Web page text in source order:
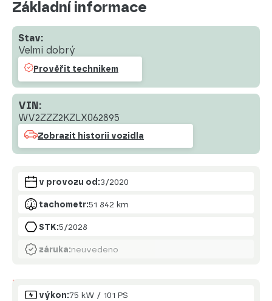
Základní informace
Stav:
Velmi dobrý
Prověřit technikem
VIN:
WV2ZZZ2KZLX062895
Zobrazit historii vozidla
v provozu od:3/2020
tachometr:51 842 km
STK:5/2028
záruka:neuvedeno
Motor
výkon:75 kW / 101 PS